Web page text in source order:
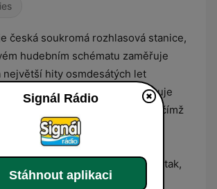
česká soukromá rozhlasová stanice,
hudebním schématu zaměřuje
největší hity osmdesátých let
Programová skladba kombinuje
domácí i světové produkce, čímž
posluchače, kteří vyhledávají
s nádechem nostalgie a
Hudební proud je sestaven tak,
a energický doprovod pro
Signál Rádio
Stáhnout aplikaci